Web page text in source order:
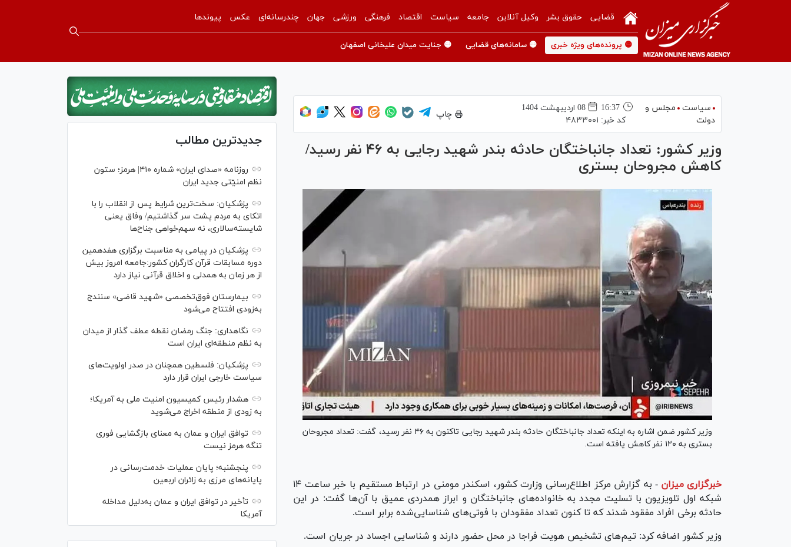
قضایی حقوق بشر وکیل آنلاین جامعه سیاست اقتصاد فرهنگی ورزشی جهان چندرسانه‌ای عکس پیوندها
🟡 پرونده‌های ویژه خبری 🟡 سامانه‌های قضایی 🟡 جنایت میدان علیخانی اصفهان
سیاست
مجلس و
دولت
16:37
08 ارديبهشت 1404
کد خبر: ۴۸۳۳۰۰۱
چاپ
وزیر کشور: تعداد جانباختگان حادثه بندر شهید رجایی به ۴۶ نفر رسید/
کاهش مجروحان بستری
وزیر کشور ضمن اشاره به اینکه تعداد جانباختگان حادثه بندر شهید رجایی تاکنون به ۴۶ نفر رسید، گفت: تعداد مجروحان
بستری به ۱۲۰ نفر کاهش یافته است.
خبرگزاری میزان -
به گزارش مرکز اطلاع‌رسانی وزارت کشور، اسکندر مومنی در ارتباط مستقیم با خبر ساعت ۱۴
شبکه اول تلویزیون با تسلیت مجدد به خانواده‌های جانباختگان و ابراز همدردی عمیق با آن‌ها گفت: در این
حادثه برخی افراد مفقود شدند که تا کنون تعداد مفقودان با فوتی‌های شناسایی‌شده برابر است.
وزیر کشور اضافه کرد: تیم‌های تشخیص هویت فراجا در محل حضور دارند و شناسایی اجساد در جریان است.
جدیدترین مطالب
روزنامه «صدای ایران» شماره ۴۱۰| هرمز؛ ستون
نظم امنیّتی جدید ایران
پزشکیان: سخت‌ترین شرایط پس از انقلاب را با
اتکای به مردم پشت سر گذاشتیم/ وفاق یعنی
شایسته‌سالاری، نه سهم‌خواهی جناح‌ها
پزشکیان در پیامی به مناسبت برگزاری هفدهمین
دوره مسابقات قرآن کارگران کشور:جامعه امروز بیش
از هر زمان به همدلی و اخلاق قرآنی نیاز دارد
بیمارستان فوق‌تخصصی «شهید قاضی» سنندج
به‌زودی افتتاح می‌شود
نگاهداری: جنگ رمضان نقطه عطف گذار از میدان
به نظم منطقه‌ای ایران است
پزشکیان: فلسطین همچنان در صدر اولویت‌های
سیاست خارجی ایران قرار دارد
هشدار رئیس کمیسیون امنیت ملی به آمریکا؛
به زودی از منطقه اخراج می‌شوید
توافق ایران و عمان به معنای بازگشایی فوری
تنگه هرمز نیست
پنجشنبه؛ پایان ﻋﻤﻠﯿﺎﺕ ﺧﺪﻣﺖ‌ﺭﺳﺎﻧﯽ در
پایانه‌های مرزی ﺑﻪ ﺯﺍﺋﺮان ﺍﺭﺑﻌﯿﻦ
تأخیر در توافق ایران و عمان به‌دلیل مداخله
آمریکا